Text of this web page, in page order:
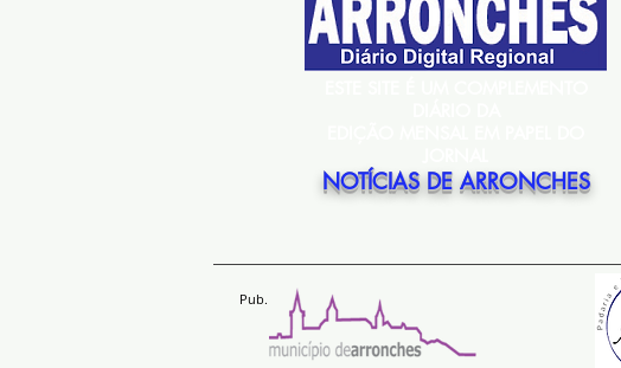
NOTÍCIAS DE ARRONCHES
Pub.